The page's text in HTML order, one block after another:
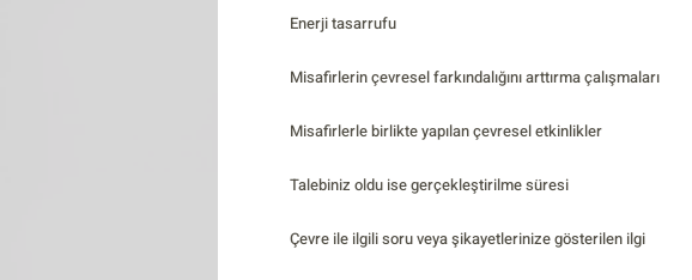
Enerji tasarrufu
Misafirlerin çevresel farkındalığını arttırma çalışmaları
Misafirlerle birlikte yapılan çevresel etkinlikler
Talebiniz oldu ise gerçekleştirilme süresi
Çevre ile ilgili soru veya şikayetlerinize gösterilen ilgi